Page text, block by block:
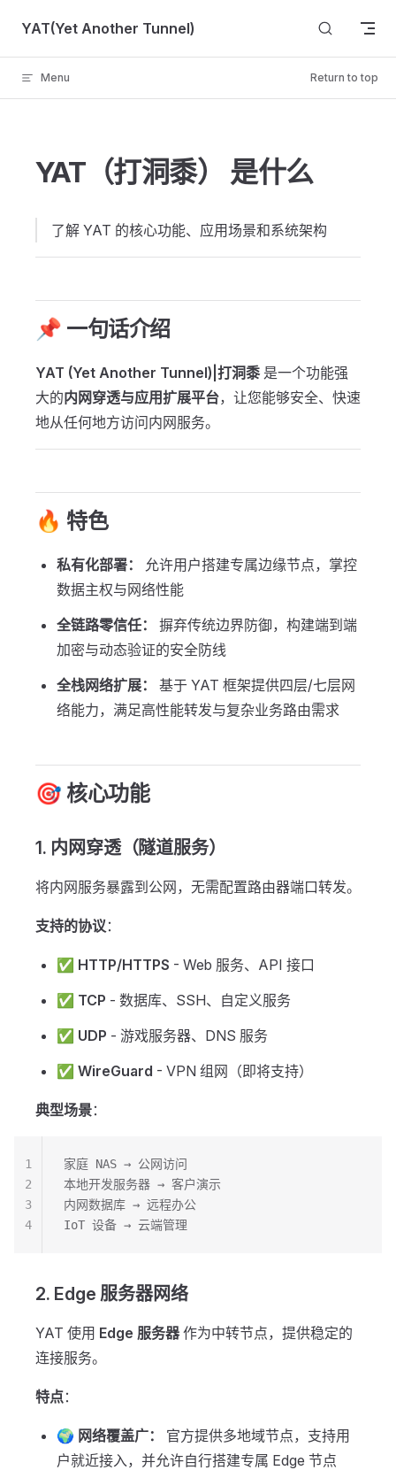
Skip to content
YAT(Yet Another Tunnel)
Menu Return to top
YAT（打洞黍） 是什么
了解 YAT 的核心功能、应用场景和系统架构
📌 一句话介绍
YAT (Yet Another Tunnel)|打洞黍是一个功能强
大的内网穿透与应用扩展平台，让您能够安全、快速
地从任何地方访问内网服务。
🔥 特色
私有化部署：
允许用户搭建专属边缘节点，掌控
数据主权与网络性能
全链路零信任：
摒弃传统边界防御，构建端到端
加密与动态验证的安全防线
全栈网络扩展：
基于 YAT 框架提供四层/七层网
络能力，满足高性能转发与复杂业务路由需求
🎯 核心功能
1. 内网穿透（隧道服务）
将内网服务暴露到公网，无需配置路由器端口转发。
支持的协议：
✅ HTTP/HTTPS - Web 服务、API 接口
✅ TCP - 数据库、SSH、自定义服务
✅ UDP - 游戏服务器、DNS 服务
✅ WireGuard - VPN 组网（即将支持）
典型场景：
家庭 NAS → 公网访问
本地开发服务器 → 客户演示
内网数据库 → 远程办公
IoT 设备 → 云端管理
1
2
3
4
2. Edge 服务器网络
YAT 使用 Edge 服务器作为中转节点，提供稳定的
连接服务。
特点：
🌍 网络覆盖广：
官方提供多地域节点，支持用
户就近接入，并允许自行搭建专属 Edge 节点